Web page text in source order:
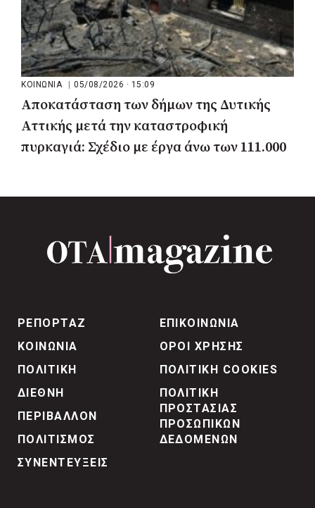
ΚΟΙΝΩΝΙΑ | 05/08/2026 · 15:09
Αποκατάσταση των δήμων της Δυτικής
Αττικής μετά την καταστροφική
πυρκαγιά: Σχέδιο με έργα άνω των 111.000
ΡΕΠΟΡΤΑΖ
ΚΟΙΝΩΝΙΑ
ΠΟΛΙΤΙΚΗ
ΔΙΕΘΝΗ
ΠΕΡΙΒΑΛΛΟΝ
ΠΟΛΙΤΙΣΜΟΣ
ΣΥΝΕΝΤΕΥΞΕΙΣ
ΕΠΙΚΟΙΝΩΝΙΑ
ΟΡΟΙ ΧΡΗΣΗΣ
ΠΟΛΙΤΙΚΗ COOKIES
ΠΟΛΙΤΙΚΗ
ΠΡΟΣΤΑΣΙΑΣ
ΠΡΟΣΩΠΙΚΩΝ
ΔΕΔΟΜΕΝΩΝ